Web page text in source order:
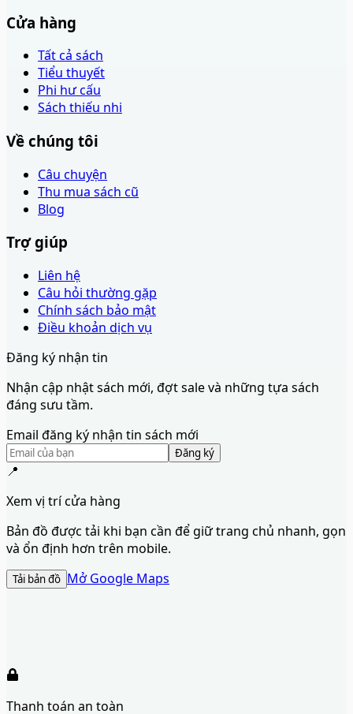
Cửa hàng
Tất cả sách
Tiểu thuyết
Phi hư cấu
Sách thiếu nhi
Về chúng tôi
Câu chuyện
Thu mua sách cũ
Blog
Trợ giúp
Liên hệ
Câu hỏi thường gặp
Chính sách bảo mật
Điều khoản dịch vụ
Đăng ký nhận tin
Nhận cập nhật sách mới, đợt sale và những tựa sách
đáng sưu tầm.
Email đăng ký nhận tin sách mới
Đăng ký
📍
Xem vị trí cửa hàng
Bản đồ được tải khi bạn cần để giữ trang chủ nhanh, gọn
và ổn định hơn trên mobile.
Tải bản đồ Mở Google Maps
Thanh toán an toàn